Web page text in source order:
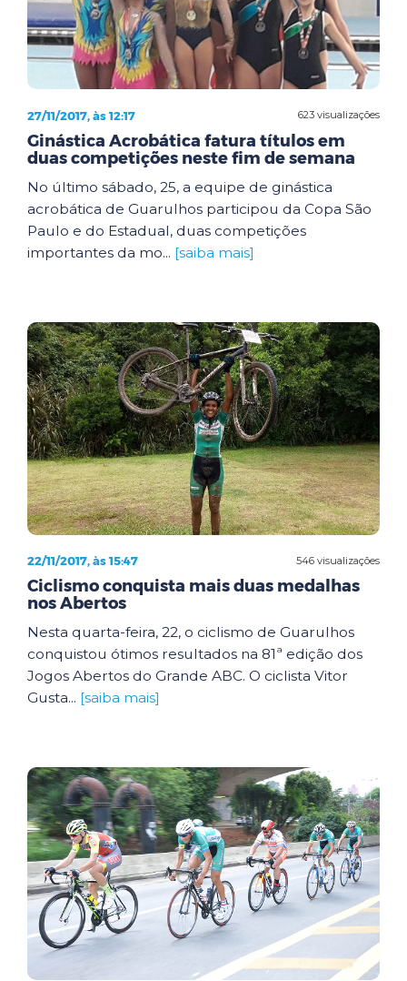
623 visualizações
27/11/2017, às 12:17
Ginástica Acrobática fatura títulos em
duas competições neste fim de semana
No último sábado, 25, a equipe de ginástica
acrobática de Guarulhos participou da Copa São
Paulo e do Estadual, duas competições
importantes da mo... [saiba mais]
546 visualizações
22/11/2017, às 15:47
Ciclismo conquista mais duas medalhas
nos Abertos
Nesta quarta-feira, 22, o ciclismo de Guarulhos
conquistou ótimos resultados na 81ª edição dos
Jogos Abertos do Grande ABC. O ciclista Vitor
Gusta... [saiba mais]